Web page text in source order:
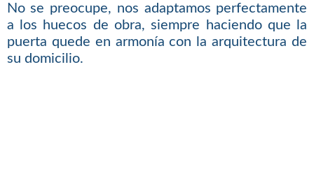
No se preocupe, nos adaptamos perfectamente
a los huecos de obra, siempre haciendo que la
puerta quede en armonía con la arquitectura de
su domicilio.